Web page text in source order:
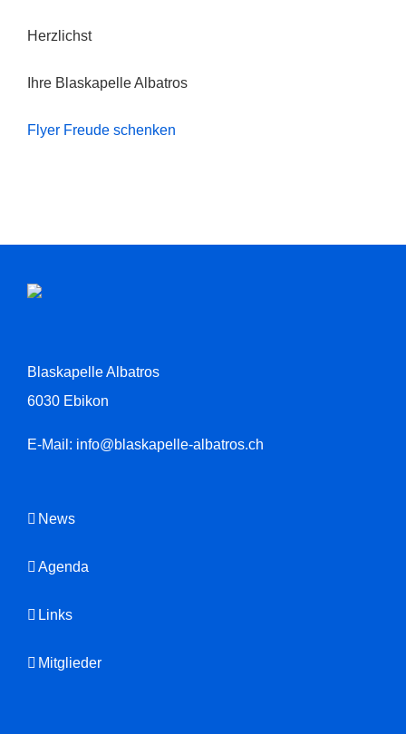
Herzlichst
Ihre Blaskapelle Albatros
Flyer Freude schenken
Blaskapelle Albatros
6030 Ebikon
E-Mail: info@blaskapelle-albatros.ch
News
Agenda
Links
Mitglieder